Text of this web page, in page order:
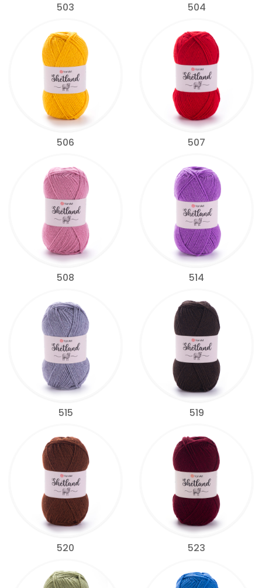
503 504
506 507
508 514
515 519
520 523